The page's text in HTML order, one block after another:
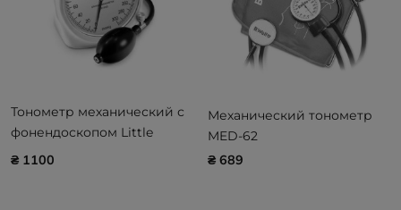
Тонометр механический с
фонендоскопом Little
Doctor LD-100
₴ 1100
Механический тонометр
MED-62
₴ 689